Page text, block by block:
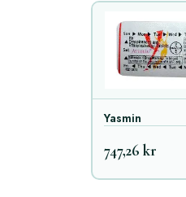
Yasmin
747,26 kr